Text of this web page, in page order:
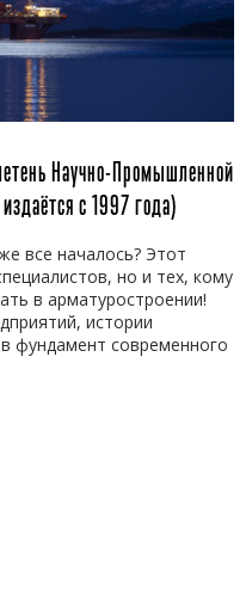
Научно-Промышленной
с 1997 года)
все началось? Этот
но и тех, кому
в арматуростроении!
истории
фундамент современного